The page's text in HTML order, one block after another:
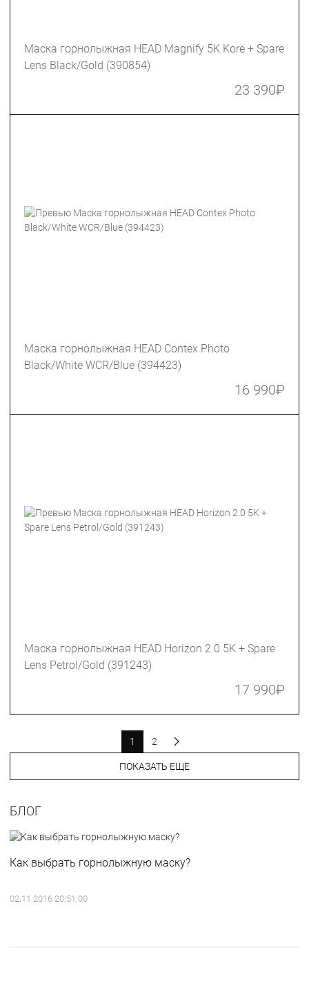
Маска горнолыжная HEAD Magnify 5K Kore + Spare
Lens Black/Gold (390854)
23 390₽
Маска горнолыжная HEAD Contex Photo
Black/White WCR/Blue (394423)
16 990₽
Маска горнолыжная HEAD Horizon 2.0 5K + Spare
Lens Petrol/Gold (391243)
17 990₽
ПОКАЗАТЬ ЕЩЕ
1 2
БЛОГ
Как выбрать горнолыжную маску?
02.11.2016 20:51:00